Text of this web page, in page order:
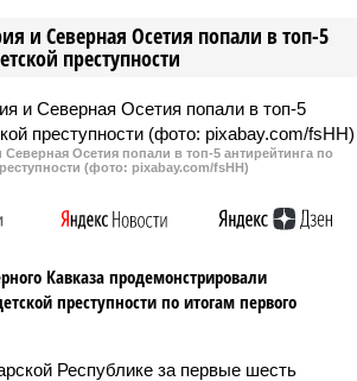
и Северная Осетия попали в топ-5
преступности
Осетия попали в топ-5 антирейтинга по
(фото: pixabay.com/fsHH)
Кавказа продемонстрировали
преступности по итогам первого
Республике за первые шесть